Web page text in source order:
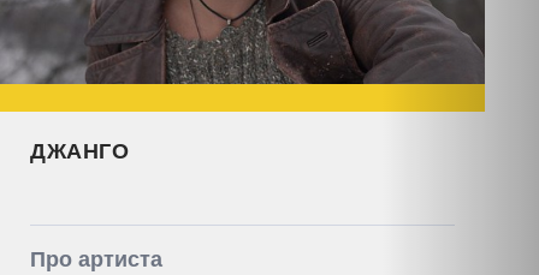
ДЖАНГО
Про артиста